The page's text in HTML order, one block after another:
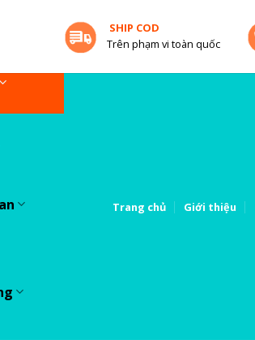
SHIP COD
Trên phạm vi toàn quốc
Trang chủ Giới thiệu